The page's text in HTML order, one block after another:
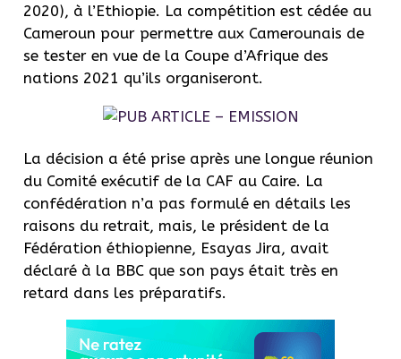
2020), à l’Ethiopie. La compétition est cédée au
Cameroun pour permettre aux Camerounais de
se tester en vue de la Coupe d’Afrique des
nations 2021 qu’ils organiseront.
La décision a été prise après une longue réunion
du Comité exécutif de la CAF au Caire. La
confédération n’a pas formulé en détails les
raisons du retrait, mais, le président de la
Fédération éthiopienne, Esayas Jira, avait
déclaré à la BBC que son pays était très en
retard dans les préparatifs.